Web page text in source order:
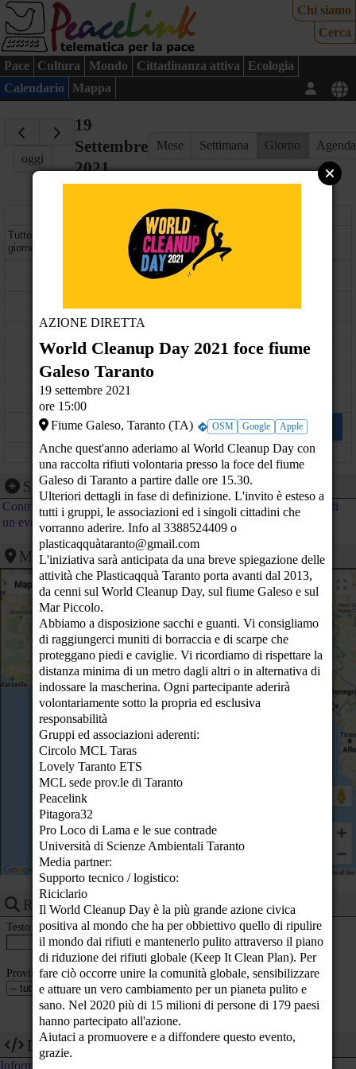
Chi siamo
Cerca
Pace Cultura Mondo Cittadinanza attiva
Ecologia
Calendario
Mappa
oggi
19
Settembre
2021
Mese Settimana Giorno Agenda
domenica
Tutto il
giorno
10
12
13
14
15
16
17
18
19
20
21
22
23
World Cleanup Day 2021 foce fiume
Galeso Taranto
Fiume Galeso - Taranto (TA)
Segnalazione evento
Contribuisci al calendario di PeaceLink inviando la segnalazione di
un evento
Mappa
Ricerca eventi
Testo
Provincia
Dev
Informazioni tecniche su come utilizzare i dati di questo calendario
AZIONE DIRETTA
World Cleanup Day 2021 foce fiume
Galeso Taranto
19 settembre 2021
ore 15:00
Fiume Galeso, Taranto (TA)
OSM Google Apple
Anche quest'anno aderiamo al World Cleanup Day con
una raccolta rifiuti volontaria presso la foce del fiume
Galeso di Taranto a partire dalle ore 15.30.
Ulteriori dettagli in fase di definizione. L'invito è esteso a
tutti i gruppi, le associazioni ed i singoli cittadini che
vorranno aderire. Info al 3388524409 o
plasticaqquàtaranto@gmail.com
L'iniziativa sarà anticipata da una breve spiegazione delle
attività che Plasticaqquà Taranto porta avanti dal 2013,
da cenni sul World Cleanup Day, sul fiume Galeso e sul
Mar Piccolo.
Abbiamo a disposizione sacchi e guanti. Vi consigliamo
di raggiungerci muniti di borraccia e di scarpe che
proteggano piedi e caviglie. Vi ricordiamo di rispettare la
distanza minima di un metro dagli altri o in alternativa di
indossare la mascherina. Ogni partecipante aderirà
volontariamente sotto la propria ed esclusiva
responsabilità
Gruppi ed associazioni aderenti:
Circolo MCL Taras
Lovely Taranto ETS
MCL sede prov.le di Taranto
Peacelink
Pitagora32
Pro Loco di Lama e le sue contrade
Università di Scienze Ambientali Taranto
Media partner:
Supporto tecnico / logistico:
Riciclario
Il World Cleanup Day è la più grande azione civica
positiva al mondo che ha per obbiettivo quello di ripulire
il mondo dai rifiuti e mantenerlo pulito attraverso il piano
di riduzione dei rifiuti globale (Keep It Clean Plan). Per
fare ciò occorre unire la comunità globale, sensibilizzare
e attuare un vero cambiamento per un pianeta pulito e
sano. Nel 2020 più di 15 milioni di persone di 179 paesi
hanno partecipato all'azione.
Aiutaci a promuovere e a diffondere questo evento,
grazie.